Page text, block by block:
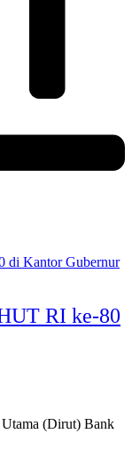
RI ke-80
(Dirut) Bank